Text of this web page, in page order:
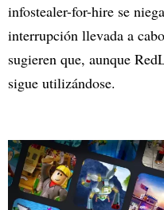
infostealer-for-hire se
interrupción llevada a
sugieren que, aunque
sigue utilizándose.